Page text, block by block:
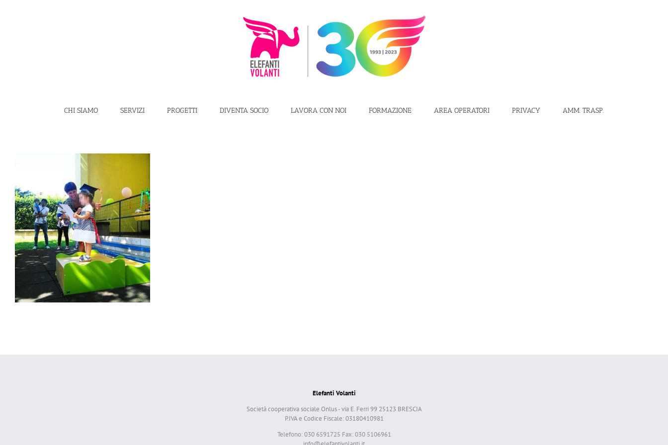
CHI SIAMO SERVIZI PROGETTI DIVENTA SOCIO LAVORA CON NOI FORMAZIONE AREA OPERATORI PRIVACY AMM. TRASP.
Elefanti Volanti
Società cooperativa sociale Onlus - via E. Ferri 99 25123 BRESCIA
P.IVA e Codice Fiscale: 03180410981
Telefono: 030 6591725 Fax: 030 5106961